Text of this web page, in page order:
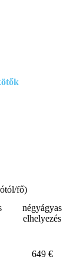
fő)
négyágyas
elhelyezés
649 €